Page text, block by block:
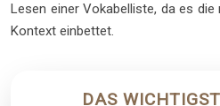
Lesen einer Vokabelliste, da es
Kontext einbettet.
DAS